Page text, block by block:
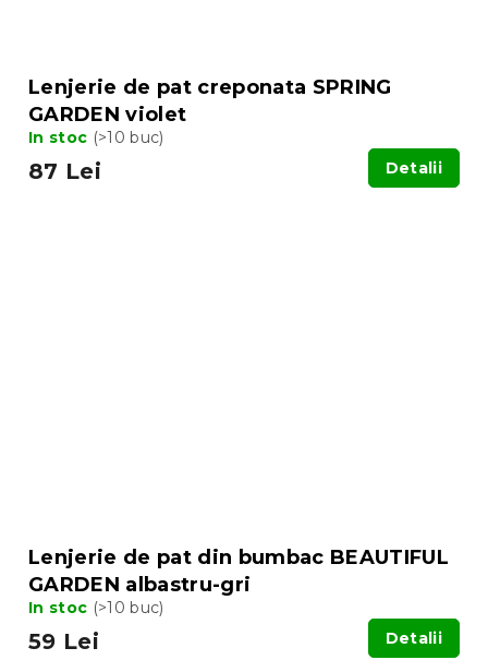
Lenjerie de pat creponata SPRING
GARDEN violet
In stoc (>10 buc)
87 Lei Detalii
Lenjerie de pat din bumbac BEAUTIFUL
GARDEN albastru-gri
In stoc (>10 buc)
59 Lei Detalii